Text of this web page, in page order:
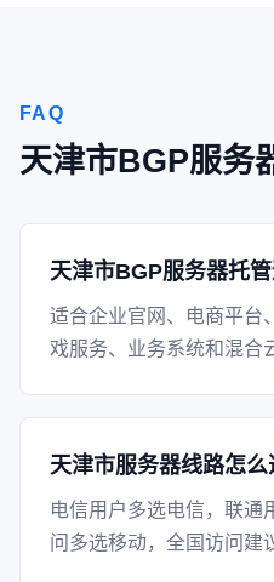
FAQ
天津市BGP服务
天津市BGP服务器托管
适合企业官网、电商平台
戏服务、业务系统和混合
天津市服务器线路怎么
电信用户多选电信，联通
问多选移动，全国访问建